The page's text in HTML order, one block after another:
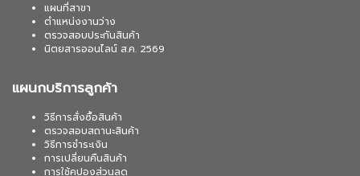
แผนที่สาขา
ตำแหน่งงานว่าง
ตรวจสอบประกันสินค้า
นิตยสารออนไลน์ ส.ค. 2569
แผนกบริการลูกค้า
วิธีการสั่งซื้อสินค้า
ตรวจสอบสถานะสินค้า
วิธีการชำระเงิน
การเปลี่ยนคืนสินค้า
การใช้คูปองส่วนลด